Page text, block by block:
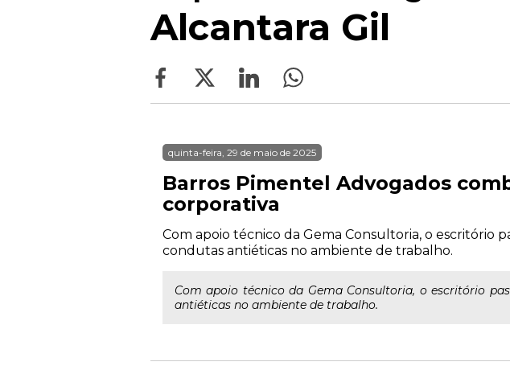
Alcantara Gil
quinta-feira, 29 de maio de 2025
Barros Pimentel Advogados
corporativa
Com apoio técnico da Gema Consultoria, o escritório
condutas antiéticas no ambiente de trabalho.
Com apoio técnico da Gema Consultoria, o escritório
antiéticas no ambiente de trabalho.